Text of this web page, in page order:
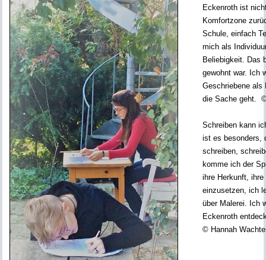
Eckenroth ist
Komfortzone
Schule, einfach
mich als
Beliebigkeit. Das
gewohnt war. Ich
Geschriebene als
die Sache geht.
Schreiben kann
ist es besonders,
schreiben,
komme ich der
ihre Herkunft,
einzusetzen, ich
über Malerei. Ich
Eckenroth
© Hannah